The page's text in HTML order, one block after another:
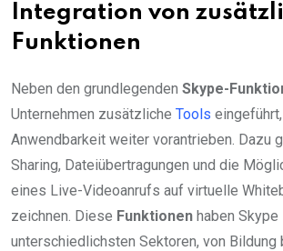
Integration von
Funktionen
Neben den grundlegenden Skype-
Unternehmen zusätzliche Tools
Anwendbarkeit weiter vorantrieben. Dazu
Sharing, Dateiübertragungen und die
eines Live-Videoanrufs auf virtuelle
zeichnen. Diese Funktionen haben Skype
unterschiedlichsten Sektoren, von Bildung